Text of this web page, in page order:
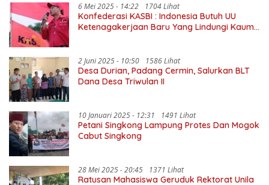
6 Mei 2025 - 14:22 1704 Lihat
Konfederasi KASBI : Indonesia Butuh UU
Ketenagakerjaan Baru Yang Lindungi Kaum
2 Juni 2025 - 10:50 1586 Lihat
Desa Durian, Padang Cermin, Salurkan BLT
Dana Desa Triwulan II
10 Januari 2025 - 12:31 1491 Lihat
Petani Singkong Lampung Protes Dan Mogok
Cabut Singkong
28 Mei 2025 - 20:45 1371 Lihat
Ratusan Mahasiswa Geruduk Rektorat Unila